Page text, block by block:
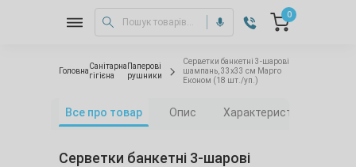
0
Головна
Санітарна
гігієна
Паперові
рушники
Серветки банкетні 3-шарові
шампань, 33х33 см Марго
Економ (18 шт./уп.)
Все про товар Опис Характеристики
Серветки банкетні 3-шарові